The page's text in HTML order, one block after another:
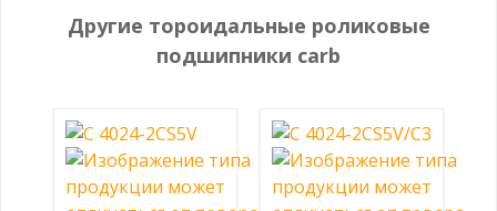
Другие тороидальные роликовые
подшипники carb